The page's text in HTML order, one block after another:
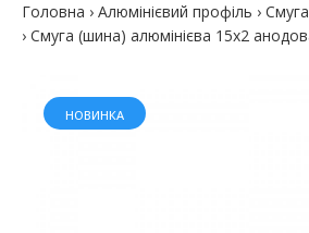
Головна Алюмінієвий профіль
Смуга (шина) алюмінієва 15х2
НОВИНКА